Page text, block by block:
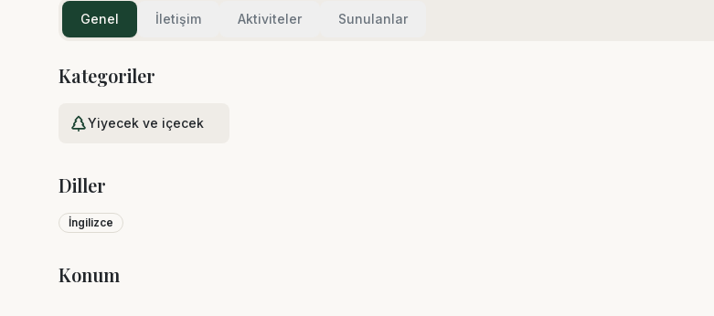
Genel İletişim Aktiviteler Sunulanlar
Kategoriler
Yiyecek ve içecek
Diller
İngilizce
Konum